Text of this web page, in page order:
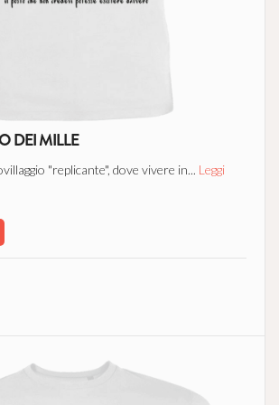
DEI MILLE
"replicante", dove vivere in... Leggi